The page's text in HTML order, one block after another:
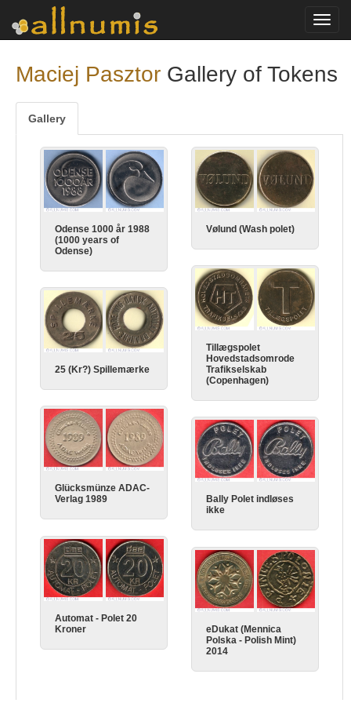
Maciej Pasztor Gallery of Tokens
Gallery
Odense 1000 år 1988
(1000 years of
Odense)
Vølund (Wash polet)
Tillægspolet
Hovedstadsomrode
Trafikselskab
(Copenhagen)
25 (Kr?) Spillemærke
Glücksmünze ADAC-
Verlag 1989
Bally Polet indløses
ikke
Automat - Polet 20
Kroner
eDukat (Mennica
Polska - Polish Mint)
2014